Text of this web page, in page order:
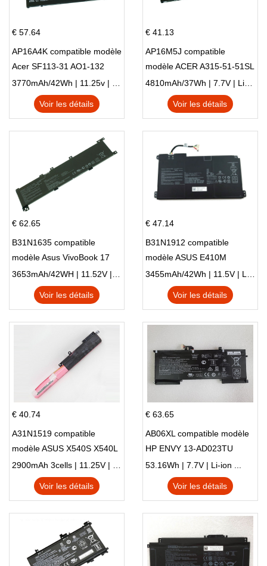
€ 57.64
AP16A4K compatible modèle
Acer SF113-31 AO1-132
NE132
3770mAh/42Wh | 11.25v | Li-ion ...
Voir les détails
€ 41.13
AP16M5J compatible
modèle ACER A315-51-51SL
N17Q1 SERIES
4810mAh/37Wh | 7.7V | Li-ion ...
Voir les détails
€ 62.65
B31N1635 compatible
modèle Asus VivoBook 17
X705NC X705UA X705UV
X705UN X705UD
3653mAh/42WH | 11.52V | Li-ion ...
Voir les détails
€ 47.14
B31N1912 compatible
modèle ASUS E410M
E410MA L410MA
3455mAh/42Wh | 11.5V | Li-ion ...
Voir les détails
€ 40.74
A31N1519 compatible
modèle ASUS X540S X540L
X540LA-SI302 X540SA
X540S
2900mAh 3cells | 11.25V | Li-ion ...
Voir les détails
€ 63.65
AB06XL compatible modèle
HP ENVY 13-AD023TU
HSTNN-DB8C 921438-855
TPN-I128
53.16Wh | 7.7V | Li-ion ...
Voir les détails